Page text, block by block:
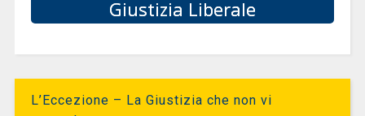
Giustizia Liberale
L’Eccezione – La Giustizia che non vi